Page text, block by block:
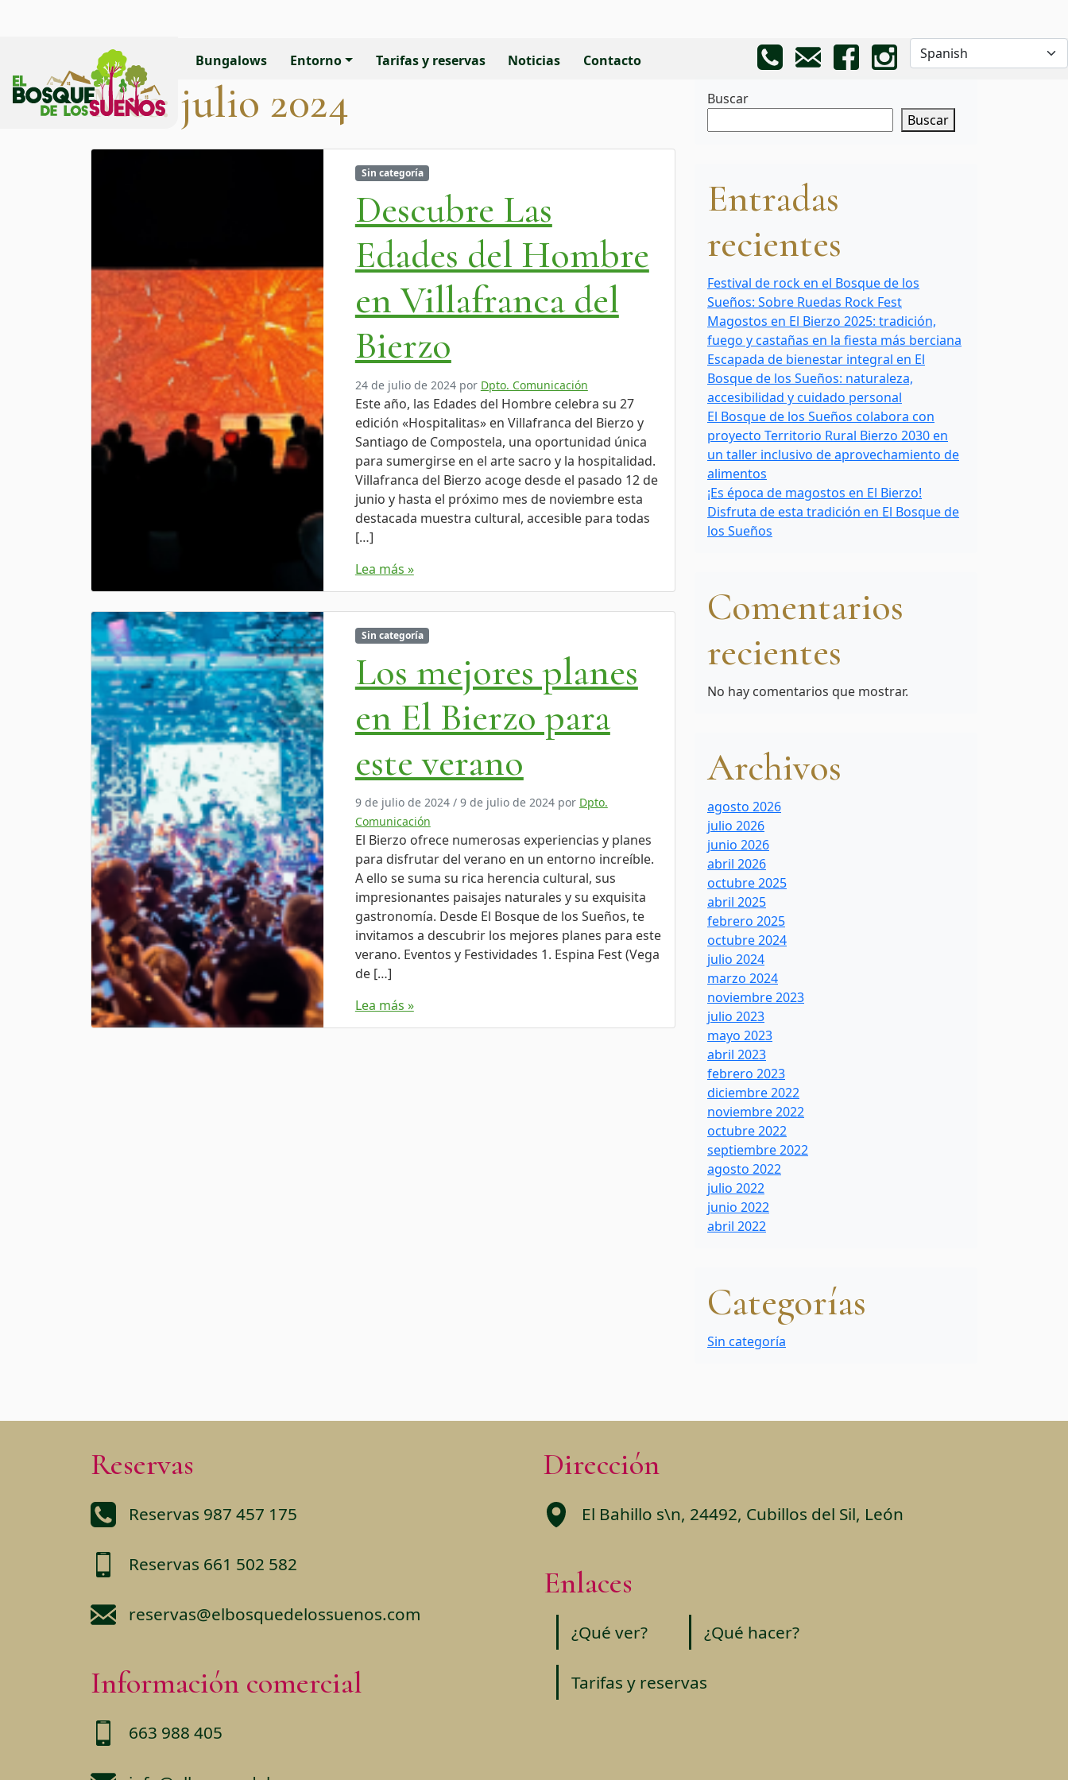
Bungalows Entorno Tarifas y reservas Noticias Contacto
Mes: julio 2024
Sin categoría
Descubre Las
Edades del Hombre
en Villafranca del
Bierzo
24 de julio de 2024por Dpto. Comunicación
Este año, las Edades del Hombre celebra su 27
edición «Hospitalitas» en Villafranca del Bierzo y
Santiago de Compostela, una oportunidad única
para sumergirse en el arte sacro y la hospitalidad.
Villafranca del Bierzo acoge desde el pasado 12 de
junio y hasta el próximo mes de noviembre esta
destacada muestra cultural, accesible para todas
[…]
Lea más »
Sin categoría
Los mejores planes
en El Bierzo para
este verano
9 de julio de 2024 / 9 de julio de 2024por Dpto.
Comunicación
El Bierzo ofrece numerosas experiencias y planes
para disfrutar del verano en un entorno increíble.
A ello se suma su rica herencia cultural, sus
impresionantes paisajes naturales y su exquisita
gastronomía. Desde El Bosque de los Sueños, te
invitamos a descubrir los mejores planes para este
verano. Eventos y Festividades 1. Espina Fest (Vega
de […]
Lea más »
Buscar
Buscar
Entradas
recientes
Festival de rock en el Bosque de los
Sueños: Sobre Ruedas Rock Fest
Magostos en El Bierzo 2025: tradición,
fuego y castañas en la fiesta más berciana
Escapada de bienestar integral en El
Bosque de los Sueños: naturaleza,
accesibilidad y cuidado personal
El Bosque de los Sueños colabora con
proyecto Territorio Rural Bierzo 2030 en
un taller inclusivo de aprovechamiento de
alimentos
¡Es época de magostos en El Bierzo!
Disfruta de esta tradición en El Bosque de
los Sueños
Comentarios
recientes
No hay comentarios que mostrar.
Archivos
agosto 2026
julio 2026
junio 2026
abril 2026
octubre 2025
abril 2025
febrero 2025
octubre 2024
julio 2024
marzo 2024
noviembre 2023
julio 2023
mayo 2023
abril 2023
febrero 2023
diciembre 2022
noviembre 2022
octubre 2022
septiembre 2022
agosto 2022
julio 2022
junio 2022
abril 2022
Categorías
Sin categoría
Reservas
Reservas 987 457 175
Reservas 661 502 582
reservas@elbosquedelossuenos.com
Información comercial
663 988 405
Dirección
El Bahillo s\n, 24492, Cubillos del Sil, León
Enlaces
¿Qué ver? ¿Qué hacer?
Tarifas y reservas